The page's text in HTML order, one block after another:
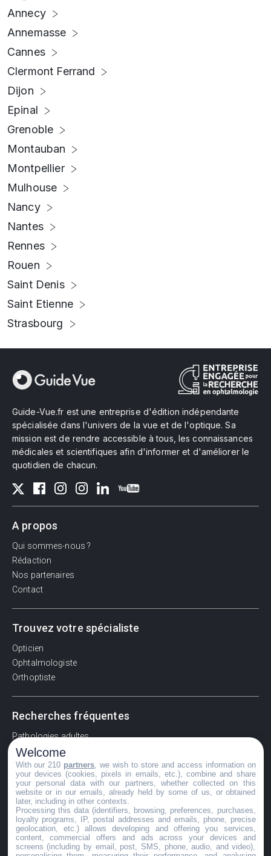
Annecy
Annemasse
Cannes
Clermont Ferrand
Dijon
Epinal
Grenoble
Montauban
Montpellier
Mulhouse
Nancy
Nantes
Rennes
Rouen
Saint Denis
Saint Etienne
Strasbourg
Guide-Vue.fr est une entreprise d'édition indépendante
spécialisée dans l'univers de la vue et de l'optique. Sa
mission est de rendre accessible à tous, les connaissances
médicales et scientifiques afin d'informer et d'améliorer le
quotidien de chacun.
A propos
Qui sommes-nous ?
Rédaction
Nos partenaires
Contact
Trouvez votre spécialiste
Opticien
Ophtalmologiste
Orthoptiste
Recherches fréquentes
Pathologies adultes
Signes d'une urgence ophtalmologique
La vision
Acuité visuelle
Myosis / mydriase
Œdème oculaire
©GuideVue2024
Welcome
With our 210 partners , we wish to store and access information on
your devices (cookies, pixels in emails, etc.), combine and share
your personal data with our partners, whether collected on this
website or in our emails, already held by some of us, or obtained
later, including in other contexts.
Processing this data (identifiers, browsing, preferences, purchases,
loyalty programs, IP, postal addresses and emails, phone, precise
geolocation, etc.) allows developing and offering you services,
content, commercial offers and ads across your devices and
screens (including by email, post, SMS, phone, audio, and video),